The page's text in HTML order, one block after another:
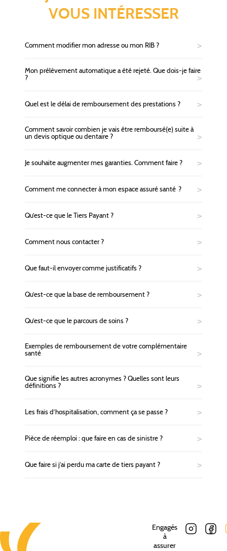
VOUS INTÉRESSER
Comment modifier mon adresse ou mon RIB ?
Mon prélèvement automatique a été rejeté. Que dois-je faire
?
Quel est le délai de remboursement des prestations ?
Comment savoir combien je vais être remboursé(e) suite à
un devis optique ou dentaire ?
Je souhaite augmenter mes garanties. Comment faire ?
Comment me connecter à mon espace assuré santé ?
Qu’est-ce que le Tiers Payant ?
Comment nous contacter ?
Que faut-il envoyer comme justificatifs ?
Qu’est-ce que la base de remboursement ?
Qu’est-ce que le parcours de soins ?
Exemples de remboursement de votre complémentaire
santé
Que signifie les autres acronymes ? Quelles sont leurs
définitions ?
Les frais d’hospitalisation, comment ça se passe ?
Pièce de réemploi : que faire en cas de sinistre ?
Que faire si j’ai perdu ma carte de tiers payant ?
Engagés
à
assurer